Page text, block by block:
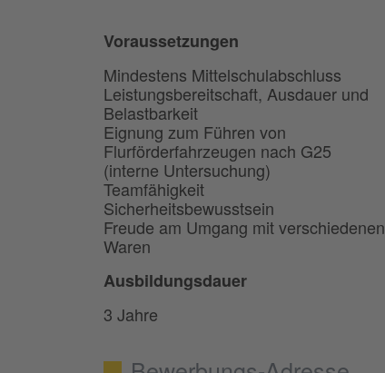
Voraussetzungen
Mindestens Mittelschulabschluss
Leistungsbereitschaft, Ausdauer und
Belastbarkeit
Eignung zum Führen von
Flurförderfahrzeugen nach G25
(interne Untersuchung)
Teamfähigkeit
Sicherheitsbewusstsein
Freude am Umgang mit verschiedenen
Waren
Ausbildungsdauer
3 Jahre